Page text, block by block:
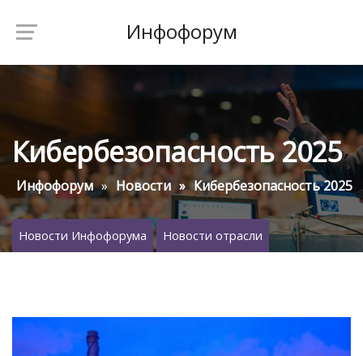
Инфофорум
Кибербезопасность 2025
Инфофорум Новости Кибербезопасность 2025
Новости Инфофорума Новости отрасли